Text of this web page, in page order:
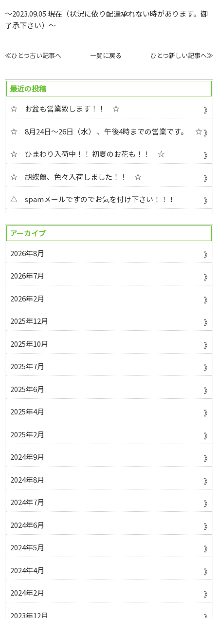
～2023.09.05 現在（状況に依り配達承れない時があります。御
了承下さい）～
≪ひとつ古い記事へ 一覧に戻る ひとつ新しい記事へ≫
最近の投稿
☆ お盆も営業致します！！ ☆
☆ 8月24日～26日（水） 、午後4時までの営業です。 ☆
☆ ひまわり入荷中！！ 初夏のお花も！！ ☆
☆ 胡蝶蘭、色々入荷しました！！ ☆
△ spamメールですのでお気を付け下さい！！！
アーカイブ
2026年8月
2026年7月
2026年2月
2025年12月
2025年10月
2025年7月
2025年6月
2025年4月
2025年2月
2024年9月
2024年8月
2024年7月
2024年6月
2024年5月
2024年4月
2024年2月
2023年12月